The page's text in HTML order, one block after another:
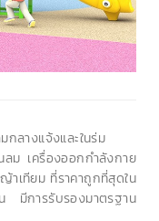
กลางแจ้งและในร่ม
ลม เครื่องออกกำลังกาย
เทียม ที่ราคาถูกที่สุดใน
มีการรับรองมาตรฐาน